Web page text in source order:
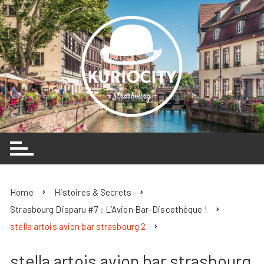
Skip
to
content
Home
Histoires & Secrets
Strasbourg Disparu #7 : L’Avion Bar-Discothèque !
stella artois avion bar strasbourg 2